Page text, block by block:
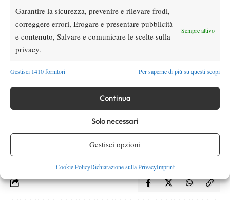
Garantire la sicurezza, prevenire e rilevare frodi,
correggere errori, Erogare e presentare pubblicità
e contenuto, Salvare e comunicare le scelte sulla
privacy.
Sempre attivo
Gestisci 1410 fornitori Per saperne di più su questi scopi
Continua
Solo necessari
Gestisci opzioni
Cookie PolicyDichiarazione sulla PrivacyImprint
cedendo al binomio numero 2 del seeding
Gemma Heath e
solo per 6-3 5-7 10-8.
Da segnalare anche il quarto di finale raggiunto da un’altra
azzurra, la 15enne Enola Chiesa
Empire Cup 2016” di Trnava in Slovacchia
rumenaIzabela Gabriela Novac per 6-2 6-2 e la tennista di casa
Itf under 18